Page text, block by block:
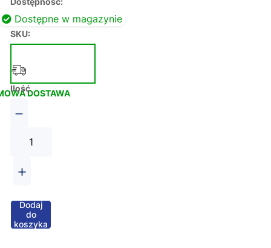
Dostępne w magazynie
SKU:
DOSTAWA
Ilość
−
+
Dodaj
do
koszyka